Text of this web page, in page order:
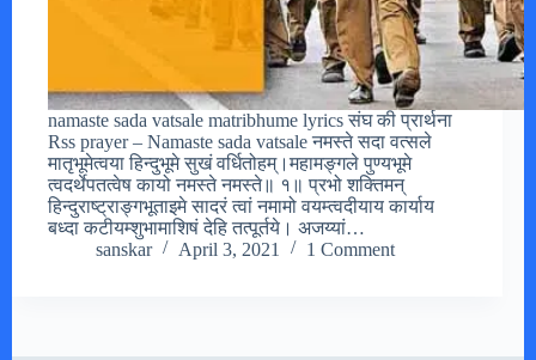
namaste sada vatsale matribhume lyrics संघ की प्रार्थना
Rss prayer – Namaste sada vatsale नमस्ते सदा वत्सले
मातृभूमेत्वया हिन्दुभूमे सुखं वर्धितोहम्।महामङ्गले पुण्यभूमे
त्वदर्थेपतत्वेष कायो नमस्ते नमस्ते॥ १॥ प्रभो शक्तिमन्
हिन्दुराष्ट्राङ्गभूताइमे सादरं त्वां नमामो वयम्त्वदीयाय कार्याय
बध्दा कटीयम्शुभामाशिषं देहि तत्पूर्तये। अजय्यां…
sanskar
April 3, 2021 1 Comment